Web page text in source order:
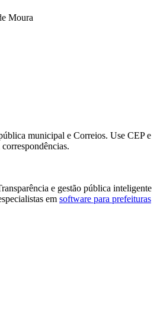
Moura
municipal e Correios. Use CEP e
e gestão pública inteligente
em software para prefeituras